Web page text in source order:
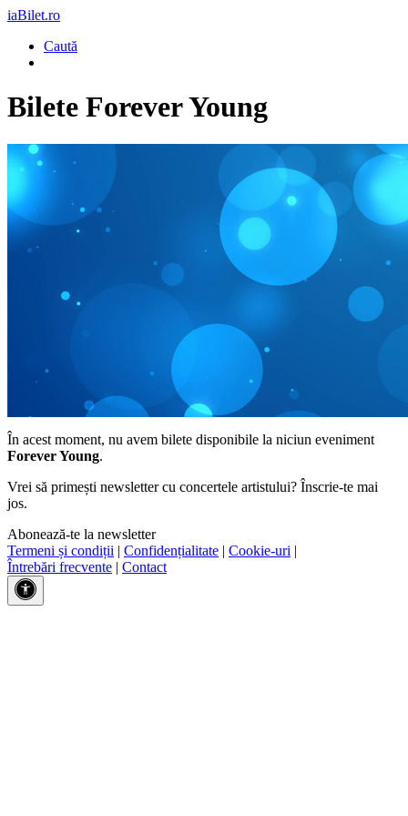
iaBilet.ro
Caută
Bilete Forever Young
În acest moment, nu avem bilete disponibile la niciun eveniment
Forever Young.
Vrei să primești newsletter cu concertele artistului? Înscrie-te mai
jos.
Abonează-te la newsletter
Termeni și condiții | Confidențialitate | Cookie-uri |
Întrebări frecvente | Contact